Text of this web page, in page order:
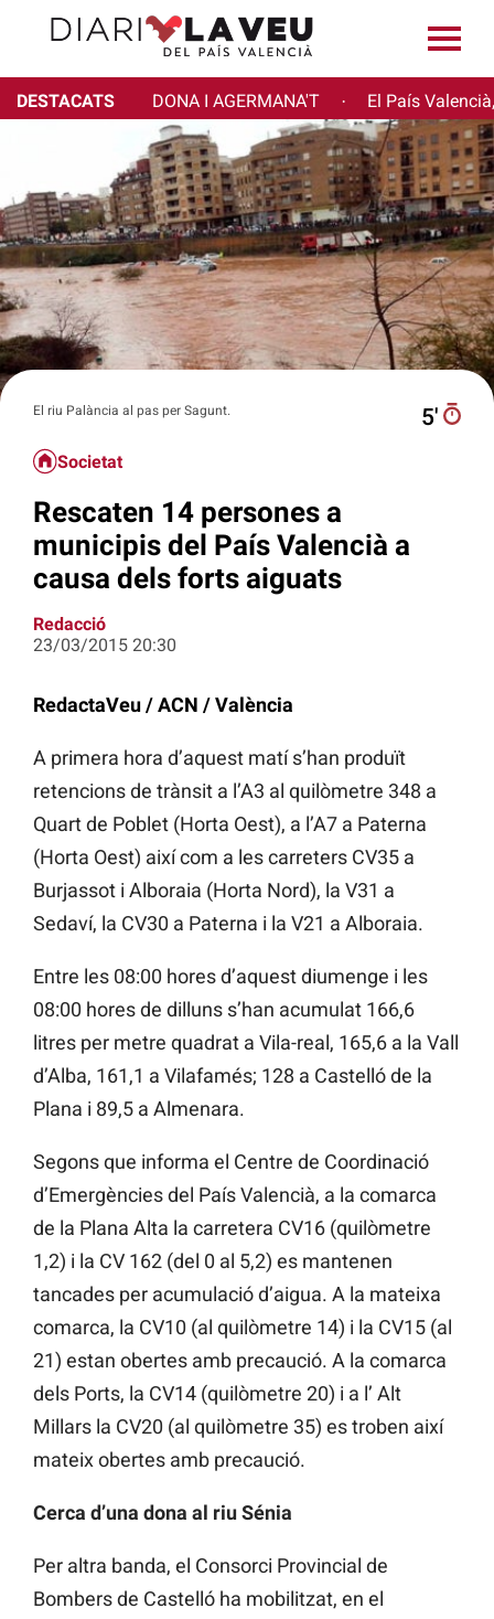
DESTACATS DONA I AGERMANA'T · El País
El riu Palància al pas per Sagunt. 5′
Societat
Rescaten 14 persones a
municipis del País Valencià a
causa dels forts aiguats
Redacció
23/03/2015 20:30
RedactaVeu / ACN / València
A primera hora d’aquest matí s’han produït
retencions de trànsit a l’A3 al quilòmetre 348 a
Quart de Poblet (Horta Oest), a l’A7 a Paterna
(Horta Oest) així com a les carreters CV35 a
Burjassot i Alboraia (Horta Nord), la V31 a
Sedaví, la CV30 a Paterna i la V21 a Alboraia.
Entre les 08:00 hores d’aquest diumenge i les
08:00 hores de dilluns s’han acumulat 166,6
litres per metre quadrat a Vila-real, 165,6 a la Vall
d’Alba, 161,1 a Vilafamés; 128 a Castelló de la
Plana i 89,5 a Almenara.
Segons que informa el Centre de Coordinació
d’Emergències del País Valencià, a la comarca
de la Plana Alta la carretera CV16 (quilòmetre
1,2) i la CV 162 (del 0 al 5,2) es mantenen
tancades per acumulació d’aigua. A la mateixa
comarca, la CV10 (al quilòmetre 14) i la CV15 (al
21) estan obertes amb precaució. A la comarca
dels Ports, la CV14 (quilòmetre 20) i a l’ Alt
Millars la CV20 (al quilòmetre 35) es troben així
mateix obertes amb precaució.
Cerca d’una dona al riu Sénia
Per altra banda, el Consorci Provincial de
Bombers de Castelló ha mobilitzat, en el